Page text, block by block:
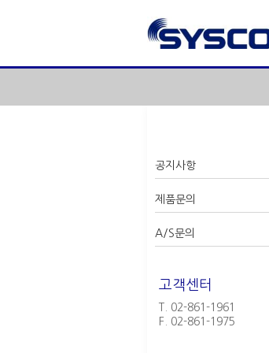
공지사항
제품문의
A/S문의
고객센터
T. 02-861-1961
F. 02-861-1975